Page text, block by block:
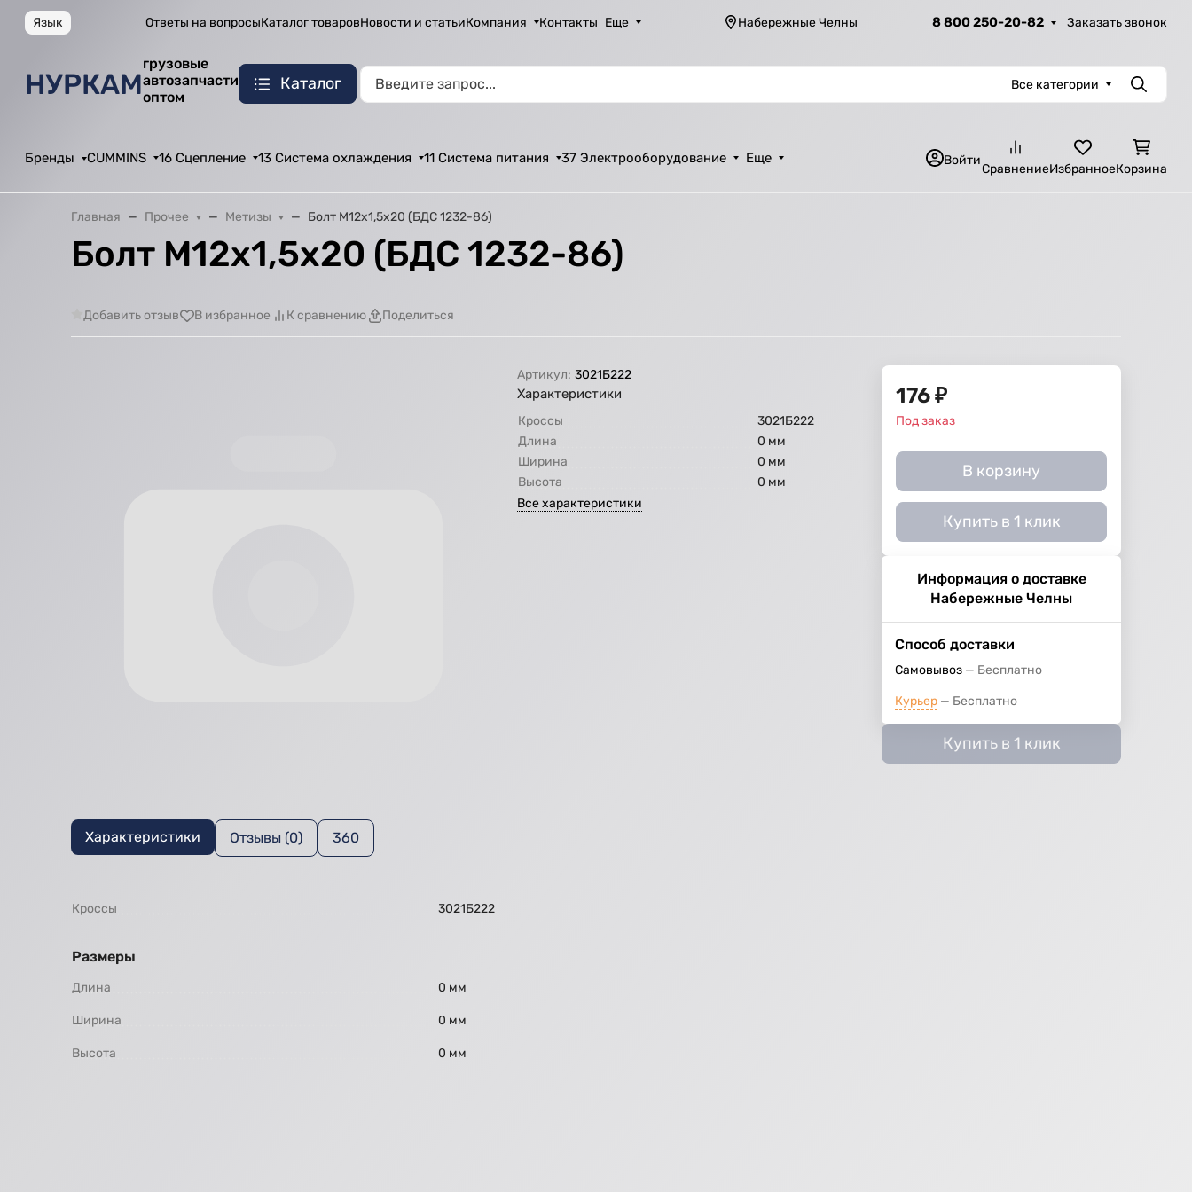
Язык Ответы на вопросыКаталог товаровНовости и статьиКомпания Контакты Еще Набережные Челны 8 800 250-20-82 Заказать звонок
НУРКАМ
грузовые
автозапчасти
оптом
Каталог Все категории Поиск
Бренды CUMMINS 16 Сцепление 13 Система охлаждения 11 Система питания 37 Электрооборудование Еще Войти
СравнениеИзбранноеКорзина
Главная Прочее Метизы Болт М12х1,5х20 (БДС 1232-86)
Болт М12х1,5х20 (БДС 1232-86)
Добавить отзыв В избранное К сравнению Поделиться
Артикул: 3021Б222
Характеристики
Кроссы
3021Б222
Длина
0 мм
Ширина
0 мм
Высота
0 мм
Все характеристики
176₽
Под заказ
В корзину
Купить в 1 клик
Информация о доставке
Набережные Челны
Способ доставки
Самовывоз Бесплатно
Курьер Бесплатно
Купить в 1 клик
Характеристики Отзывы (0) 360
Кроссы 3021Б222
Размеры
Длина 0 мм
Ширина 0 мм
Высота 0 мм